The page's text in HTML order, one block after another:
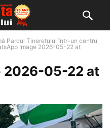
Parcul Tineretului într-un centru
Image 2026-05-22 at
2026-05-22 at